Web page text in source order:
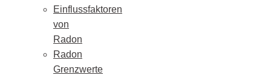
Einflussfaktoren
von
Radon
Radon
Grenzwerte